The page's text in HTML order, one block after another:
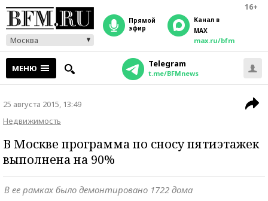
16+
Москва
прямой
эфир
Канал в
MAX
max.ru/bfm
МЕНЮ Telegram
t.me/BFMnews
25 августа 2015, 13:49
Недвижимость
В Москве программа по сносу пятиэтажек
выполнена на 90%
В ее рамках было демонтировано 1722 дома